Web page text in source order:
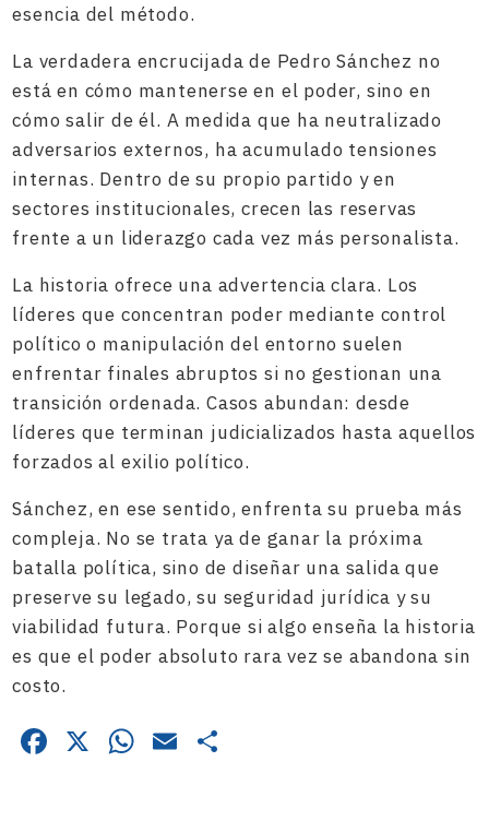
esencia del método.
La verdadera encrucijada de Pedro Sánchez no
está en cómo mantenerse en el poder, sino en
cómo salir de él. A medida que ha neutralizado
adversarios externos, ha acumulado tensiones
internas. Dentro de su propio partido y en
sectores institucionales, crecen las reservas
frente a un liderazgo cada vez más personalista.
La historia ofrece una advertencia clara. Los
líderes que concentran poder mediante control
político o manipulación del entorno suelen
enfrentar finales abruptos si no gestionan una
transición ordenada. Casos abundan: desde
líderes que terminan judicializados hasta aquellos
forzados al exilio político.
Sánchez, en ese sentido, enfrenta su prueba más
compleja. No se trata ya de ganar la próxima
batalla política, sino de diseñar una salida que
preserve su legado, su seguridad jurídica y su
viabilidad futura. Porque si algo enseña la historia
es que el poder absoluto rara vez se abandona sin
costo.
Facebook
X WhatsApp
Email